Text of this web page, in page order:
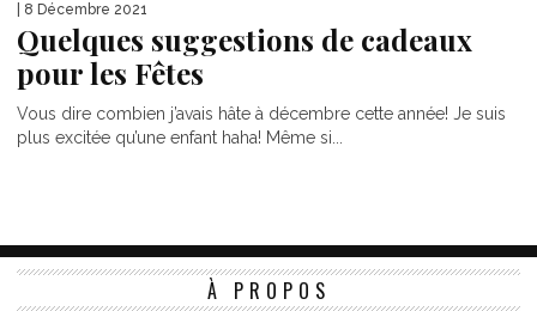
| 8 Décembre 2021
Quelques suggestions de cadeaux
pour les Fêtes
Vous dire combien j’avais hâte à décembre cette année! Je suis
plus excitée qu’une enfant haha! Même si...
À PROPOS